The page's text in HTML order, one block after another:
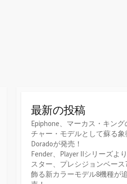
最新の投稿
Epiphone、マーカス・キング
チャー・モデルとして蘇る象
Doradoが発売！
Fender、Player IIシリーズよ
スター、プレシジョンベース
飾る新カラーモデル8機種が